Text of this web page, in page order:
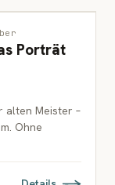
Porträt
alten Meister –
Ohne